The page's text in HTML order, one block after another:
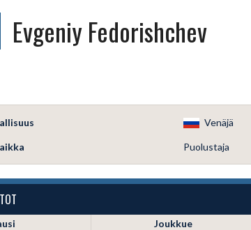
Evgeniy Fedorishchev
Venäjä
Puolustaja
Joukkue